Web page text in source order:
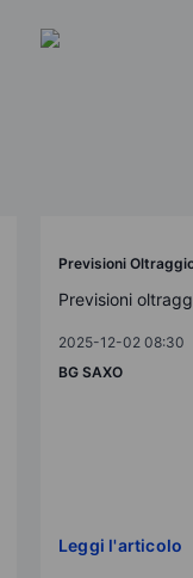
Previsioni
Previsioni
2025-12-02 08:30
BG SAXO
Leggi l'articolo